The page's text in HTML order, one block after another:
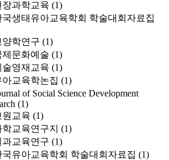
장과학교육 (1)
국생태유아교육학회 학술대회자료집
양학연구 (1)
제문화예술 (1)
술영재교육 (1)
아교육학논집 (1)
of Social Science Development
(1)
원교육 (1)
학교육연구지 (1)
과교육연구 (1)
국유아교육학회 학술대회자료집 (1)